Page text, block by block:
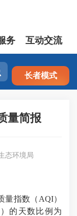
注册 登录
务 互动交流
长者模式
量简报
态环境局
指数（AQI）
的天数比例为